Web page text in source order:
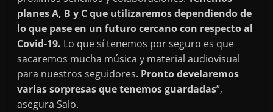
planes A, B y C que utilizaremos dependiendo de
lo que pase en un futuro cercano con respecto al
Covid-19. Lo que sí tenemos por seguro es que
sacaremos mucha música y material audiovisual
para nuestros seguidores. Pronto develaremos
varias sorpresas que tenemos guardadas”,
asegura Salo.